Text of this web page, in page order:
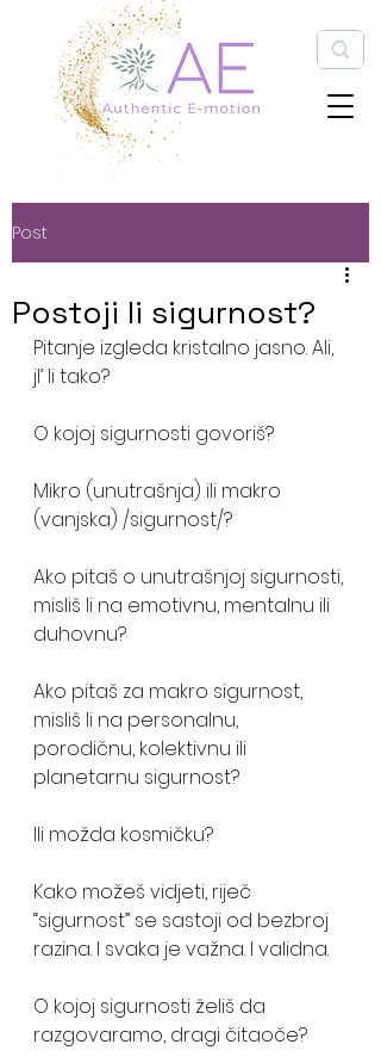
Post
Postoji li sigurnost?
Pitanje izgleda kristalno jasno. Ali,
jl’ li tako?
O kojoj sigurnosti govoriš?
Mikro (unutrašnja) ili makro
(vanjska) /sigurnost/?
Ako pitaš o unutrašnjoj sigurnosti,
misliš li na emotivnu, mentalnu ili
duhovnu?
Ako pitaš za makro sigurnost,
misliš li na personalnu,
porodičnu, kolektivnu ili
planetarnu sigurnost?
Ili možda kosmičku?
Kako možeš vidjeti, riječ
“sigurnost” se sastoji od bezbroj
razina. I svaka je važna. I validna.
O kojoj sigurnosti želiš da
razgovaramo, dragi čitaoče?